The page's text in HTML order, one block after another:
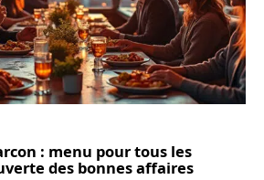
: menu pour tous les
des bonnes affaires